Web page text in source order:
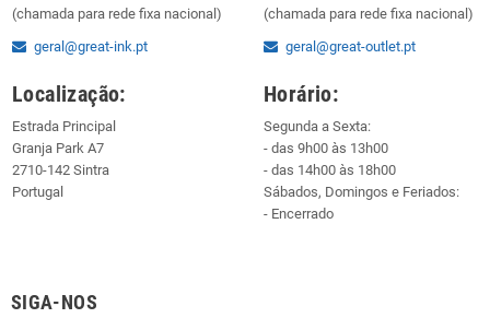
(chamada para rede fixa nacional)
geral@great-ink.pt
(chamada para rede fixa nacional)
geral@great-outlet.pt
Localização:
Estrada Principal
Granja Park A7
2710-142 Sintra
Portugal
Horário:
Segunda a Sexta:
- das 9h00 às 13h00
- das 14h00 às 18h00
Sábados, Domingos e Feriados:
- Encerrado
SIGA-NOS